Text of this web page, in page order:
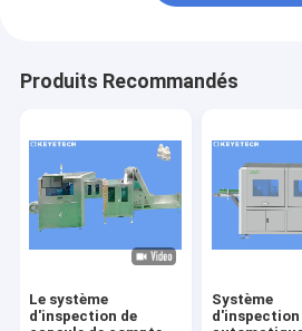
Produits Recommandés
Le système
d'inspection de
Système
d'inspection